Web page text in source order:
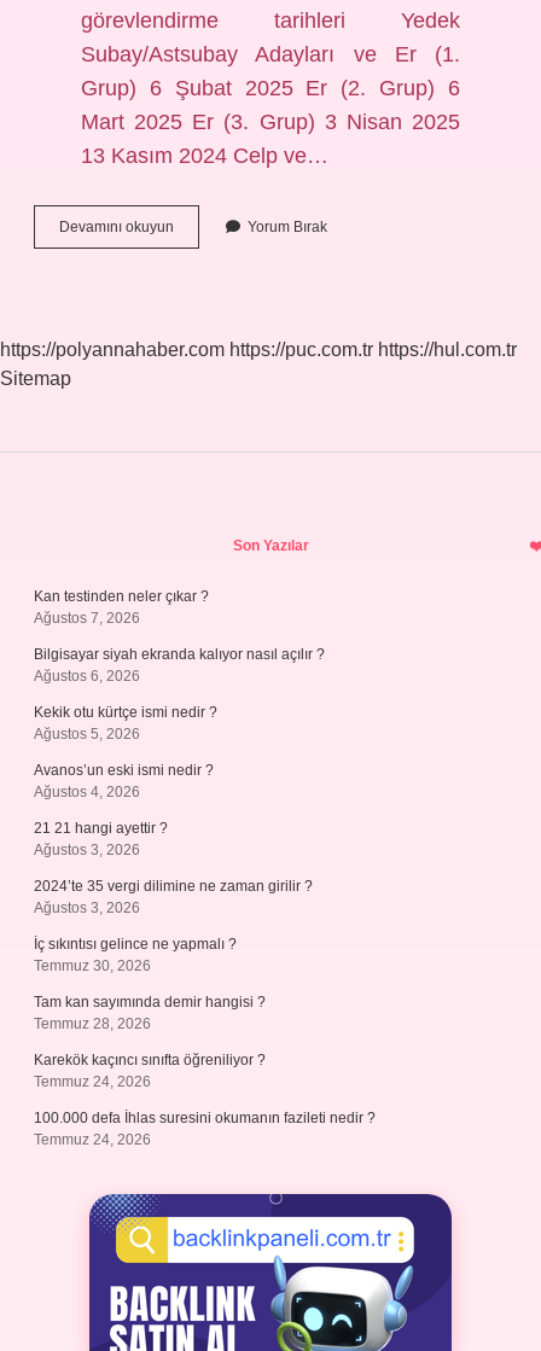
görevlendirme tarihleri ​​Yedek
Subay/Astsubay Adayları ve Er (1.
Grup) 6 Şubat 2025 Er (2. Grup) 6
Mart 2025 Er (3. Grup) 3 Nisan 2025
13 Kasım 2024 Celp ve…
Devamını okuyun
3
Açıklanacak
Yorum Bırak
https://polyannahaber.com https://puc.com.tr https://hul.com.tr
Sitemap
Son Yazılar
Kan testinden neler çıkar ?
Ağustos 7, 2026
Bilgisayar siyah ekranda kalıyor nasıl açılır ?
Ağustos 6, 2026
Kekik otu kürtçe ismi nedir ?
Ağustos 5, 2026
Avanos’un eski ismi nedir ?
Ağustos 4, 2026
21 21 hangi ayettir ?
Ağustos 3, 2026
2024’te 35 vergi dilimine ne zaman girilir ?
Ağustos 3, 2026
İç sıkıntısı gelince ne yapmalı ?
Temmuz 30, 2026
Tam kan sayımında demir hangisi ?
Temmuz 28, 2026
Karekök kaçıncı sınıfta öğreniliyor ?
Temmuz 24, 2026
100.000 defa İhlas suresini okumanın fazileti nedir ?
Temmuz 24, 2026